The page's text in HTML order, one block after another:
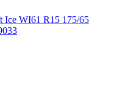
WI61 R15 175/65